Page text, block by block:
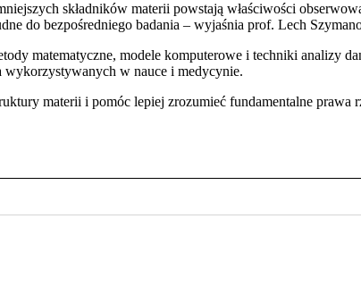
składników materii powstają właściwości
do bezpośredniego badania – wyjaśnia prof. Lech
matematyczne, modele komputerowe i techniki analizy
w nauce i medycynie.
materii i pomóc lepiej zrozumieć fundamentalne prawa